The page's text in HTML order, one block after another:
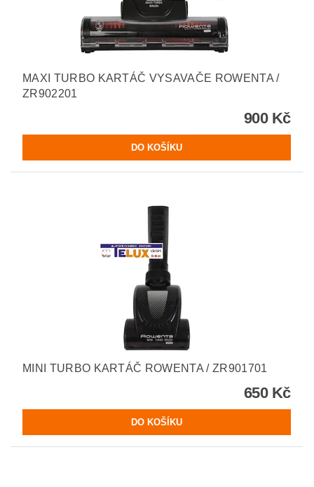
MAXI TURBO KARTÁČ VYSAVAČE ROWENTA /
ZR902201
900 Kč
MINI TURBO KARTÁČ ROWENTA / ZR901701
650 Kč